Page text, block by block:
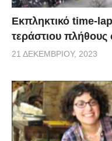
Εκπληκτικό time-
τεράστιου πλήθους
21 ΔΕΚΕΜΒΡΊΟΥ, 2023